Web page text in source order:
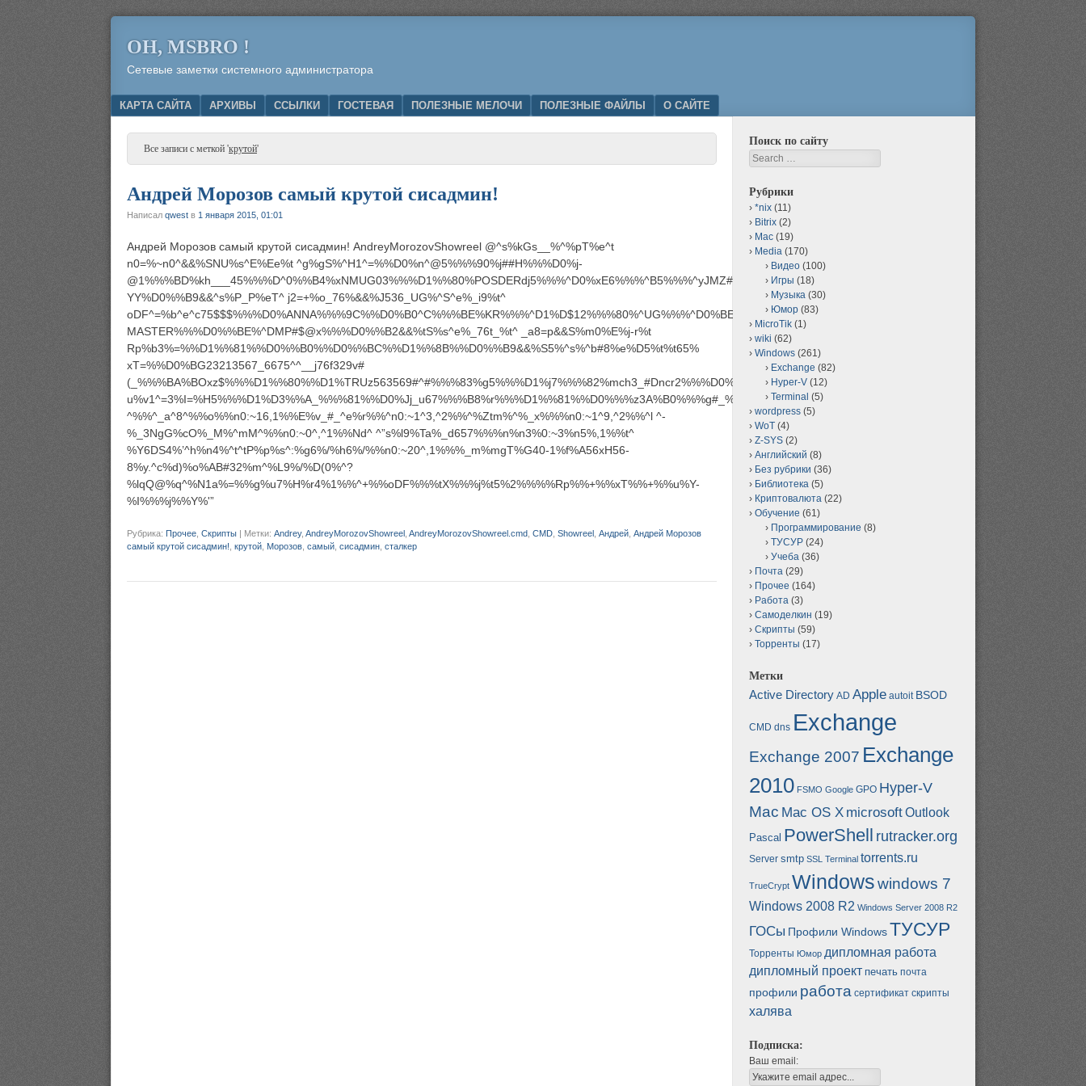
OH, MSBRO !
Сетевые заметки системного администратора
Menu
SKIP TO CONTENT
КАРТА САЙТА АРХИВЫ ССЫЛКИ ГОСТЕВАЯ ПОЛЕЗНЫЕ МЕЛОЧИ ПОЛЕЗНЫЕ ФАЙЛЫ О САЙТЕ
Все записи с меткой 'крутой'
Андрей Морозов самый крутой сисадмин!
Написал qwest в 1 января 2015, 01:01
Андрей Морозов самый крутой сисадмин! AndreyMorozovShowreel @^s%kGs__%^%pT%e^t
n0=%~n0^&&%SNU%s^E%Ee%t ^g%gS%^H1^=%%D0%n^@5%%%90%j##H%%%D0%j-
@1%%%BD%kh___45%%%D^0%%B4%xNMUG03%%%D1%%80%POSDERdj5%%%^D0%xE6%%%^B5%%%^yJMZ#302-
YY%D0%%B9&&^s%P_P%eT^ j2=+%o_76%&&%J536_UG%^S^e%_i9%t^
oDF^=%b^e^c75$$$%%%D0%ANNA%%%9C%%D0%B0^C%%%BE%KR%%%^D1%D$12%%%80%^UG%%%^D0%BE%%%BE%BE%%%^D0%%B7%G37-
MASTER%%%D0%%BE%^DMP#$@x%%%D0%%B2&&%tS%s^e%_76t_%t^ _a8=p&&S%m0%E%j-r%t
Rp%b3%=%%D1%%81%%D0%%B0%%D0%%BC%%D1%%8B%%D0%%B9&&%S5%^s%^b#8%e%D5%t%t65%
xT=%%D0%BG23213567_6675^^__j76f329v#
(_%%%BA%BOxz$%%%D1%%80%%D1%TRUz563569#^#%%%83%g5%%%D1%j7%%%82%mch3_#Dncr2%%%D0%duxd%%%BE%%D0%%B9&&^s%d34%^E%nj7$%t
^%%^_a^8^%%o%%n0:~16,1%%E%v_#_^e%r%%^n0:~1^3,^2%%^%Ztm%^%_x%%%n0:~1^9,^2%%^l ^-
%_3NgG%cO%_M%^mM^%%n0:~0^,^1%%Nd^ ^”s%l9%Ta%_d657%%%n%n3%0:~3%n5%,1%%t^
%Y6DS4%’^h%n4%^t^tP%p%s^:%g6%/%h6%/%%n0:~20^,1%%%_m%mgT%G40-1%f%A56xH56-
8%y.^c%d)%o%AB#32%m^%L9%/%D(0%^?
%lqQ@%q^%N1a%=%%g%u7%H%r4%1%%^+%%oDF%%%tX%%%j%t5%2%%%%Rp%%+%%xT%%+%%u%Y-
%I%%%j%%Y%'”
Рубрика: Прочее Скрипты | Метки: Andrey, AndreyMorozovShowreel AndreyMorozovShowreel.cmd CMD Showreel Андрей Андрей Морозов
самый крутой сисадмин! крутой Морозов самый сисадмин сталкер
Поиск по сайту
Search
Рубрики
*nix (11)
Bitrix (2)
Mac (19)
Media (170)
Видео (100)
Игры (18)
Музыка (30)
Юмор (83)
MicroTik (1)
wiki (62)
Windows (261)
Exchange (82)
Hyper-V (12)
Terminal (5)
wordpress (5)
WoT (4)
Z-SYS (2)
Английский (8)
Без рубрики (36)
Библиотека (5)
Криптовалюта (22)
Обучение (61)
Программирование (8)
ТУСУР (24)
Учеба (36)
Почта (29)
Прочее (164)
Работа (3)
Самоделкин (19)
Скрипты (59)
Торренты (17)
Метки
Active Directory AD Apple autoit BSOD
CMD dns Exchange
Exchange 2007 Exchange
2010 FSMO Google GPO Hyper-V
Mac Mac OS X microsoftOutlook
Pascal PowerShell rutracker.org
Server smtp SSL Terminal torrents.ru
TrueCrypt Windowswindows 7
Windows 2008 R2 Windows Server 2008 R2
ГОСы Профили WindowsТУСУР
Торренты Юмор дипломная работа
дипломный проект печать почта
профили работа сертификат скрипты
халява
Подписка:
Ваш email: